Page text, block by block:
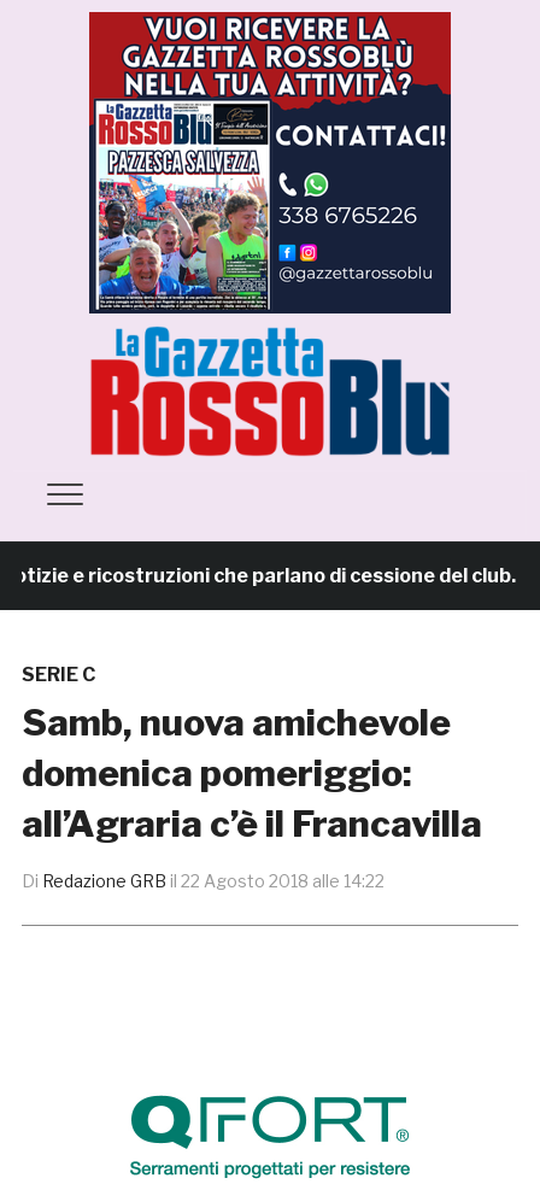
e ricostruzioni che parlano di cessione del club. IL
SERIE C
Samb, nuova amichevole
domenica pomeriggio:
all’Agraria c’è il Francavilla
Di Redazione GRB il 22 Agosto 2018 alle 14:22